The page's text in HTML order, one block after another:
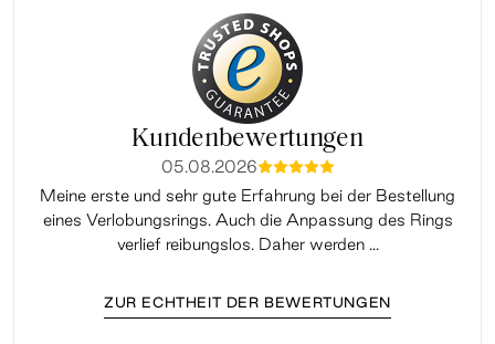
Kundenbewertungen
05.08.2026mmmmm
Meine erste und sehr gute Erfahrung bei der Bestellung
eines Verlobungsrings. Auch die Anpassung des Rings
verlief reibungslos. Daher werden ...
ZUR ECHTHEIT DER BEWERTUNGEN